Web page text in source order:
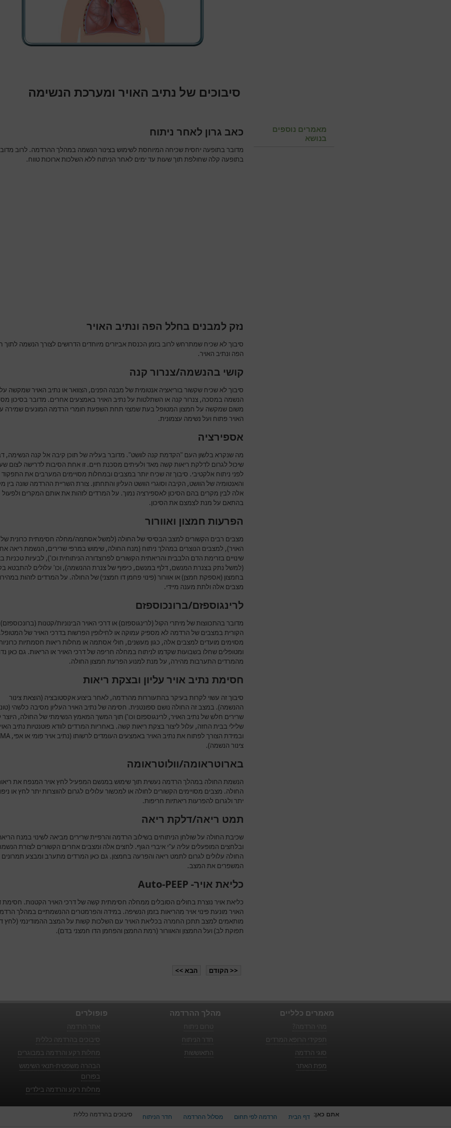
סיבוכים של נתיב האויר ומערכת הנשימה
כאב גרון לאחר ניתוח
מדובר בתופעה יחסית שכיחה המיוחסת לשימוש בצינור הנשמה במהלך ההרדמה. לרוב
בתופעה קלה שחולפת תוך שעות עד ימים לאחר הניתוח ללא השלכות ארוכות טווח.
נזק למבנים בחלל הפה ונתיב האויר
סיבוך לא שכיח שמתרחש לרוב בזמן הכנסת אביזרים מיוחדים הדרושים לצורך הנשמה לתוך
הפה ונתיב האויר.
קושי בהנשמה/צנרור קנה
סיבוך לא שכיח שקשור בוריאציה אנטומית של מבנה הפנים, הצוואר או נתיב האויר שמקשה על
הנשמה במסכה, צנרור קנה או השתלטות על נתיב האויר באמצעים אחרים. מדובר בסיכון
משום שמקשה על חמצון המטופל בעת שמצוי תחת השפעת חומרי הרדמה המונעים שמירה
האויר פתוח ועל נשימה עצמונית.
אספירציה
מה שנקרא בלשון העם "הקדמת קנה לוושט". מדובר בעליה של תוכן קיבה אל קנה הנשימה,
שיכול לגרום לדלקת ריאות קשה מאד ולעיתים מסכנת חיים. זו אחת הסיבות לדרישה לצום
לפני ניתוח אלקטיבי. סיבוך זה שכיח יותר במצבים ובמחלות מסויימים המערבים את התפקוד
והאנטומיה של הוושט, הקיבה וסוגרי הוושט העליון והתחתון. צורת השריית ההרדמה שונה בין
אלה לבין מקרים בהם הסיכון לאספירציה נמוך. על המרדים לזהות את אותם המקרים ולפעול
בהתאם על מנת לצמצם את הסיכון.
הפרעות חמצון ואוורור
מצבים רבים הקשורים למצב הבסיסי של החולה (למשל אסתמה/מחלה חסימתית כרונית של
האויר), למצבים הנוצרים במהלך ניתוח (מנח החולה, שימוש במרפי שרירים, הנשמת ריאה
שינויים בזרימת הדם הלבבית והריאתית הקשורים לפרוצדורה הניתוחית וכו'), לבעיות טכניות
(למשל נתק בצנרת המנשם, דלף במנשם, כיפוף של צנרת ההנשמה), וכו' עלולים להתבטא
בחמצון (אספקת חמצן) או אוורור (פינוי פחמן דו חמצני) של החולה. על המרדים לזהות
מצבים אלה ולתת מענה מיידי.
לרינגוספזם/ברונכוספזם
מדובר בהתכווצות של מיתרי הקול (לרינגוספזם) או דרכי האויר הבינוניות/קטנות (ברונכוספזם)
הקורית במצבים של הרדמה לא מספיק עמוקה או לחילופין הפרשות בדרכי האויר של
מסוימים מועדים למצבים אלה, כגון מעשנים, חולי אסתמה או מחלות ריאות חסמתיות
ומטופלים שחלו בשבועות שקדמו לניתוח במחלה חריפה של דרכי האויר או הריאות. גם כאן
מהמרדים התערבות מהירה, על מנת למנוע הפרעת חמצון החולה.
חסימת נתיב אויר עליון ובצקת ריאות
סיבוך זה עשוי לקרות בעיקר בהתעוררות מהרדמה, לאחר ביצוע אקסטובציה (הוצאת צינור
ההנשמה). במצב זה החולה נושם ספונטנית. חסימה של נתיב האויר העליון מסיבה כלשהי
שרירים חלש של נתיב האויר, לרינגוספזם וכו') תוך המשך המאמץ הנשימתי של החולה,
שלילי בבית החזה, עלול ליצור בצקת ריאות קשה. באחריות המרדים לוודא פוטנטיות נתיב
ובמידת הצורך לפתוח את נתיב האויר באמצעים העומדים לרשותו (נתיב אויר פומי או אפי,
צינור הנשמה).
בארוטראומה/וולוטראומה
הנשמת החולה במהלך הרדמה נעשית תוך שימוש במנשם המפעיל לחץ אויר המנפח את
החולה. מצבים מסויימים הקשורים לחולה או למכשור עלולים לגרום להווצרות יתר לחץ או
יתר ולגרום להפרעות ריאתיות חריפות.
תמט ריאה/דלקת ריאה
שכיבת החולה על שולחן הניתוחים בשילוב הרדמה והרפיית שרירים מביאה לשינוי במנח
ובלחצים המופעלים עליה ע"י איברי הגוף. לחצים אלה ומצבים אחרים הקשורים לצורת
החולה עלולים לגרום לתמט ריאה והפרעה בחמצון. גם כאן המרדים מתערב ומבצע תמרונים
המשפרים את המצב.
כליאת אויר- Auto-PEEP
כליאת אויר נוצרת בחולים הסובלים ממחלה חסימתית קשה של דרכי האויר הקטנות. חסימת
האויר מונעת פינוי אויר מהריאות בזמן הנשיפה. במידה והפרמטרים ההנשמתיים במהלך
מותאמים למצב תתכן החמרה בכליאת האויר עם השלכות קשות על המצב ההמודינמי (לחץ
תפוקת לב) ועל החמצון והאוורור (רמת החמצן והפחמן הדו חמצני בדם).
<< הקודם הבא >>
מאמרים נוספים
בנושא
פופולרים
סיבוכים בהרדמה כללית
מחלות רקע והרדמה במבוגרים
הבהרה משפטית-תנאי השימוש
בפורום
מחלות רקע והרדמה בילדים
מהלך ההרדמה
חדר הניתוח
התאוששות
מאמרים כלליים
תפקידי הרופא המרדים
סוגי הרדמה
מפת האתר
אתם כאן: דף הבית הרדמה לפי תחום מסלול ההרדמה חדר הניתוח סיבוכים בהרדמה כללית